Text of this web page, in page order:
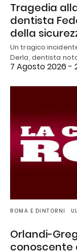
Tragedia
dentista
della
Un tragico
Derla, dentista
7 Agosto 2026 -
ROMA E DINTORNI
Orlandi-
conoscente